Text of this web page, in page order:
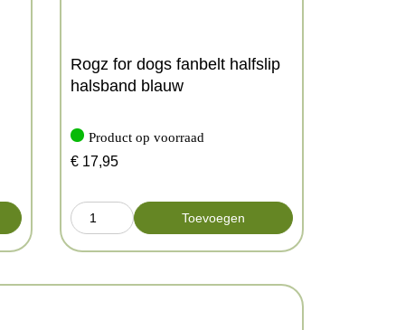
Rogz for dogs fanbelt halfslip
halsband blauw
Product op voorraad
€ 17,95
Toevoegen